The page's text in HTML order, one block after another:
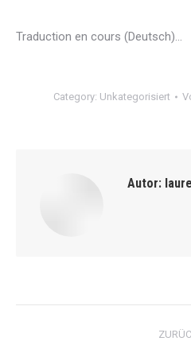
Traduction en cours (Deutsch)…
Category: Unkategorisiert
Autor: